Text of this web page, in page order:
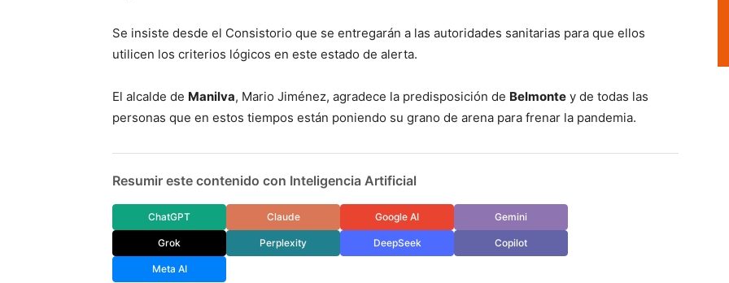
Se insiste desde el Consistorio que se entregarán a las autoridades sanitarias para que ellos
utilicen los criterios lógicos en este estado de alerta.
El alcalde de Manilva, Mario Jiménez, agradece la predisposición de Belmonte y de todas las
personas que en estos tiempos están poniendo su grano de arena para frenar la pandemia.
Resumir este contenido con Inteligencia Artificial
ChatGPT Claude Google AI Gemini
Grok Perplexity DeepSeek Copilot
Meta AI